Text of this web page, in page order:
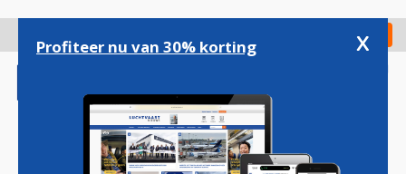
gaan
Check in
Profiteer nu van 30% korting x